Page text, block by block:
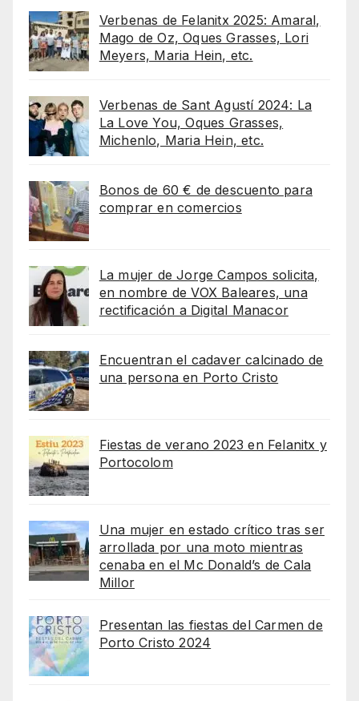
Verbenas de Felanitx 2025: Amaral,
Mago de Oz, Oques Grasses, Lori
Meyers, Maria Hein, etc.
Verbenas de Sant Agustí 2024: La
La Love You, Oques Grasses,
Michenlo, Maria Hein, etc.
Bonos de 60 € de descuento para
comprar en comercios
La mujer de Jorge Campos solicita,
en nombre de VOX Baleares, una
rectificación a Digital Manacor
Encuentran el cadaver calcinado de
una persona en Porto Cristo
Fiestas de verano 2023 en Felanitx y
Portocolom
Una mujer en estado crítico tras ser
arrollada por una moto mientras
cenaba en el Mc Donald’s de Cala
Millor
Presentan las fiestas del Carmen de
Porto Cristo 2024